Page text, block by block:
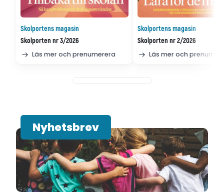
Skolportens magasin
Skolporten nr 3/2026
Läs mer och prenumerera
Skolportens magasin
Skolporten nr 2/2026
Läs mer och
Nyhetsbrev